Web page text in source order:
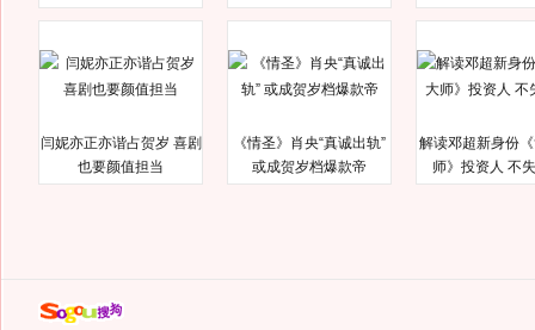
闫妮亦正亦谐占贺岁 喜剧
也要颜值担当
《情圣》肖央“真诚出轨”
或成贺岁档爆款帝
解读邓超新身份
师》投资人 不